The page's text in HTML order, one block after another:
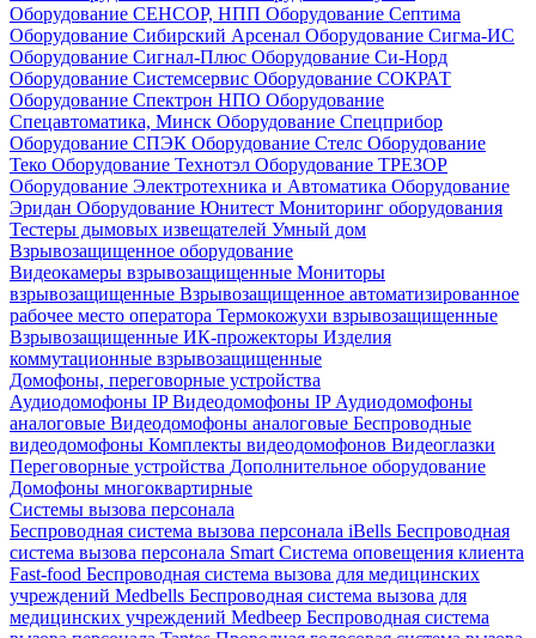
Оборудование СЕНСОР, НПП Оборудование Септима
Оборудование Сибирский Арсенал Оборудование Сигма-ИС
Оборудование Сигнал-Плюс Оборудование Си-Норд
Оборудование Системсервис Оборудование СОКРАТ
Оборудование Спектрон НПО Оборудование
Спецавтоматика, Минск Оборудование Спецприбор
Оборудование СПЭК Оборудование Стелс Оборудование
Теко Оборудование Технотэл Оборудование ТРЕЗОР
Оборудование Электротехника и Автоматика Оборудование
Эридан Оборудование Юнитест Мониторинг оборудования
Тестеры дымовых извещателей Умный дом
Взрывозащищенное оборудование
Видеокамеры взрывозащищенные Мониторы
взрывозащищенные Взрывозащищенное автоматизированное
рабочее место оператора Термокожухи взрывозащищенные
Взрывозащищенные ИК-прожекторы Изделия
коммутационные взрывозащищенные
Домофоны, переговорные устройства
Аудиодомофоны IPВидеодомофоны IP Аудиодомофоны
аналоговые Видеодомофоны аналоговые Беспроводные
видеодомофоны Комплекты видеодомофонов Видеоглазки
Переговорные устройства Дополнительное оборудование
Домофоны многоквартирные
Системы вызова персонала
Беспроводная система вызова персонала iBells Беспроводная
система вызова персонала Smart Система оповещения клиента
Fast-food Беспроводная система вызова для медицинских
учреждений Medbells Беспроводная система вызова для
медицинских учреждений Medbeep Беспроводная система